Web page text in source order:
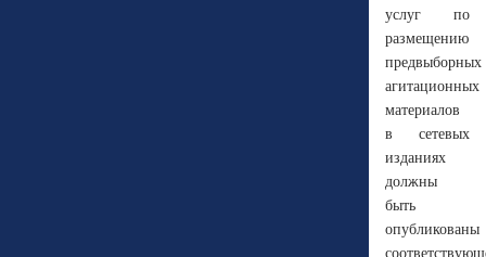
услуг по
размещению
предвыборных
агитационных
материалов
в сетевых
изданиях
должны
быть
опубликованы